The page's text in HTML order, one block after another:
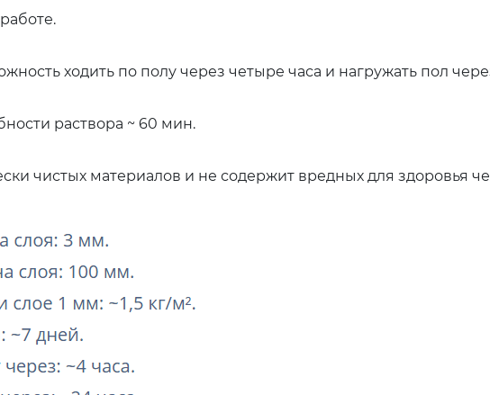
ходить по полу через четыре часа и нагружать пол
раствора ~ 60 мин.
чистых материалов и не содержит вредных для здоровья